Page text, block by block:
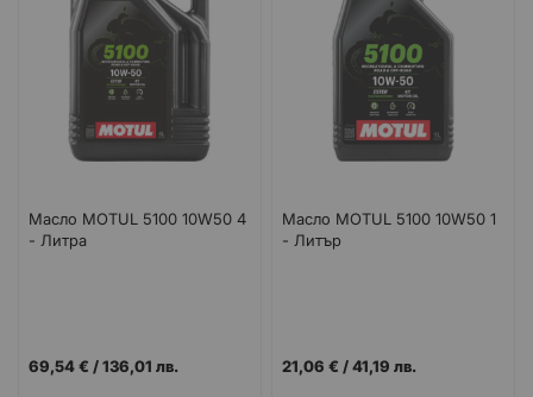
Масло MOTUL 5100 10W50 4
- Литра
69,54 € /136,01 лв.
Масло MOTUL 5100 10W50 1
- Литър
21,06 € /41,19 лв.